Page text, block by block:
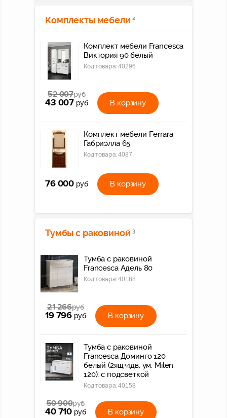
Комплекты мебели 2
Комплект мебели Francesca
Виктория 90 белый
Код товара:40296
52 007руб
43 007 руб В корзину
Комплект мебели Ferrara
Габриэлла 65
Код товара:4087
76 000 руб В корзину
Тумбы с раковиной 3
Тумба с раковиной
Francesca Адель 80
Код товара:40188
21 266руб
19 796 руб В корзину
Тумба с раковиной
Francesca Доминго 120
белый (2ящ+4дв, ум. Milen
120), с подсветкой
Код товара:40158
50 900руб
40 710 руб В корзину